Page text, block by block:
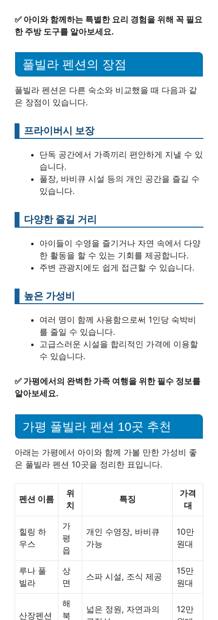
✅ 아이와 함께하는 특별한 요리 경험을 위해 꼭 필요
한 주방 도구를 알아보세요.
풀빌라 펜션의 장점
풀빌라 펜션은 다른 숙소와 비교했을 때 다음과 같
은 장점이 있습니다.
프라이버시 보장
단독 공간에서 가족끼리 편안하게 지낼 수 있
습니다.
풀장, 바비큐 시설 등의 개인 공간을 즐길 수
있습니다.
다양한 즐길 거리
아이들이 수영을 즐기거나 자연 속에서 다양
한 활동을 할 수 있는 기회를 제공합니다.
주변 관광지에도 쉽게 접근할 수 있습니다.
높은 가성비
여러 명이 함께 사용함으로써 1인당 숙박비
를 줄일 수 있습니다.
고급스러운 시설을 합리적인 가격에 이용할
수 있습니다.
✅ 가평에서의 완벽한 가족 여행을 위한 필수 정보를
알아보세요.
가평 풀빌라 펜션 10곳 추천
아래는 가평에서 아이와 함께 가볼 만한 가성비 좋
은 풀빌라 펜션 10곳을 정리한 표입니다.
펜션 이름
위
치
특징
가격
대
힐링 하
우스
가
평
읍
개인 수영장, 바비큐
가능
10만
원대
루나 풀
빌라
상
면
스파 시설, 조식 제공
15만
원대
산장펜션
해
북
넓은 정원, 자연과의
12만